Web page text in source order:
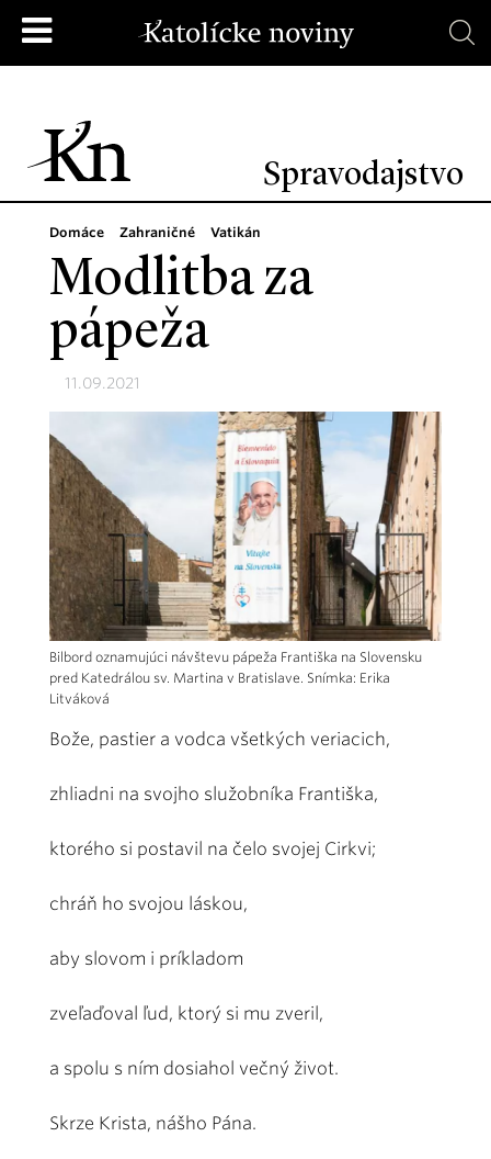
Spravodajstvo
Domáce Zahraničné Vatikán
Modlitba za
pápeža
11.09.2021
Bilbord oznamujúci návštevu pápeža Františka na Slovensku
pred Katedrálou sv. Martina v Bratislave. Snímka: Erika
Litváková
Bože, pastier a vodca všetkých veriacich,
zhliadni na svojho služobníka Františka,
ktorého si postavil na čelo svojej Cirkvi;
chráň ho svojou láskou,
aby slovom i príkladom
zveľaďoval ľud, ktorý si mu zveril,
a spolu s ním dosiahol večný život.
Skrze Krista, nášho Pána.